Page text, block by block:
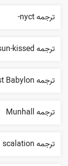
ترجمه nyct-
ترجمه sun-kissed
ترجمه West Babylon
ترجمه Munhall
ترجمه scalation